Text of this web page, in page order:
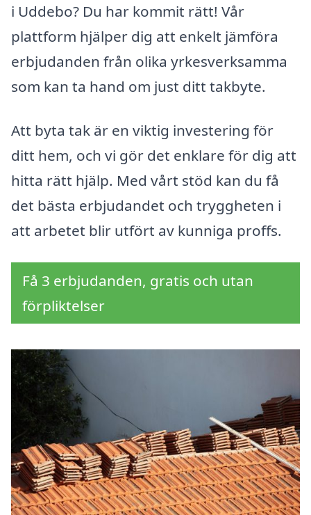
i Uddebo? Du har kommit rätt! Vår
plattform hjälper dig att enkelt jämföra
erbjudanden från olika yrkesverksamma
som kan ta hand om just ditt takbyte.
Att byta tak är en viktig investering för
ditt hem, och vi gör det enklare för dig att
hitta rätt hjälp. Med vårt stöd kan du få
det bästa erbjudandet och tryggheten i
att arbetet blir utfört av kunniga proffs.
Få 3 erbjudanden, gratis och utan
förpliktelser